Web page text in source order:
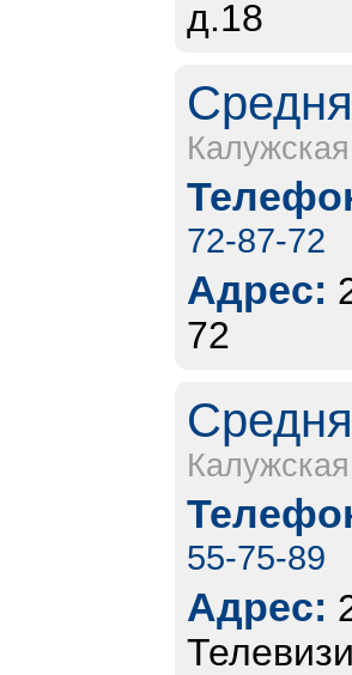
д.18
72-87-72
Адрес:
72
55-75-89
Адрес: